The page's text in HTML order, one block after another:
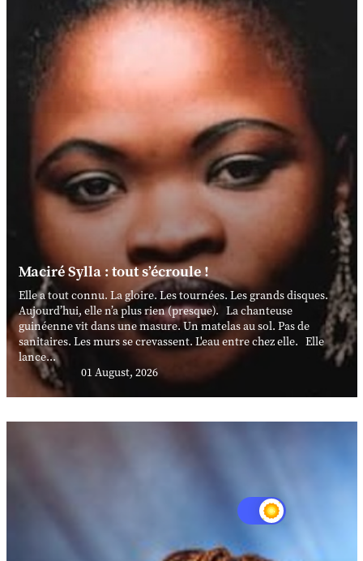
Maciré Sylla : tout s’écroule !
Elle a tout connu. La gloire. Les tournées. Les grands disques.
Aujourd’hui, elle n’a plus rien (presque). La chanteuse
guinéenne vit dans une masure. Un matelas au sol. Pas de
sanitaires. Les murs se crevassent. L'eau entre chez elle. Elle
lance...
01 August, 2026